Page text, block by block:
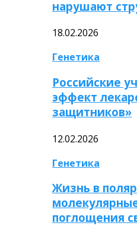
нарушают
18.02.2026
Генетика
Российские
эффект
защитников»
12.02.2026
Генетика
Жизнь в
поглощения